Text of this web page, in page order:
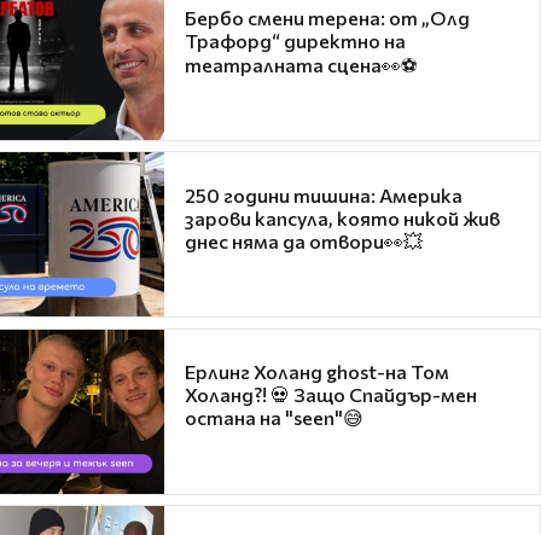
Бербо смени терена: от „Олд
Трафорд“ директно на
театралната сцена👀⚽
250 години тишина: Америка
зарови капсула, която никой жив
днес няма да отвори👀💥
Ерлинг Холанд ghost-на Том
Холанд?! 💀 Защо Спайдър-мен
остана на "seen"😅